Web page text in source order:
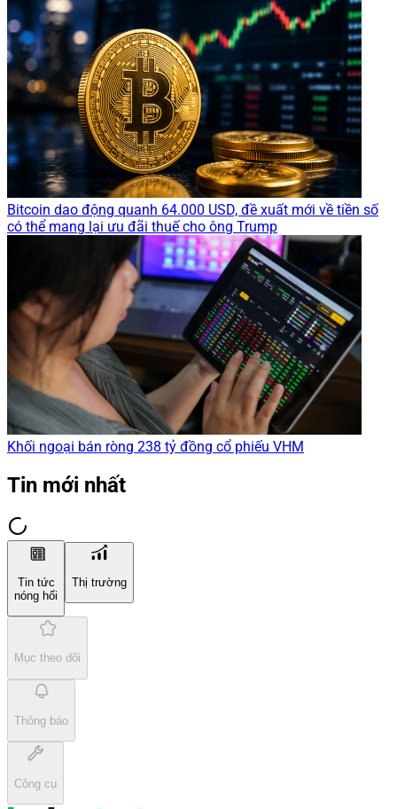
Bitcoin dao động quanh 64.000 USD, đề xuất mới về tiền số
có thể mang lại ưu đãi thuế cho ông Trump
Khối ngoại bán ròng 238 tỷ đồng cổ phiếu VHM
Tin mới nhất
Tin tức
nóng hổi
Thị trường
Mục theo dõi
Thông báo
Công cụ